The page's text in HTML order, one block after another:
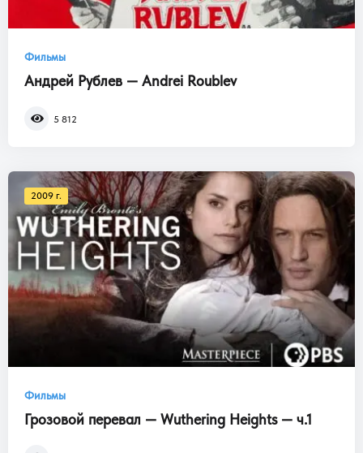
Фильмы
Андрей Рублев — Andrei Roublev
5 812
2009 г.
Фильмы
Грозовой перевал — Wuthering Heights — ч.1